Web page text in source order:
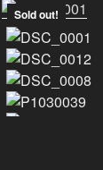
Sold out!